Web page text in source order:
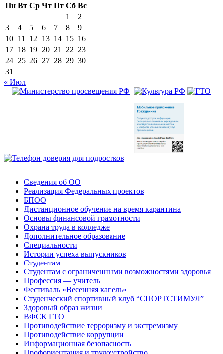
Пн Вт Ср Чт Пт Сб Вс
1
2
3
4 5 6 7 8
9
10 11 12 13 14 15 16
17 18 19 20 21 22 23
24 25 26 27 28 29 30
31
« Июл
Сведения об ОО
Реализация Федеральных проектов
БПОО
Дистанционное обучение на время карантина
Основы финансовой грамотности
Охрана труда в колледже
Дополнительное образование
Специальности
Истории успеха выпускников
Студентам
Студентам с ограниченными возможностями здоровья
Профессия — учитель
Фестиваль «Весенняя капель»
Студенческий спортивный клуб “СПОРТСТИМУЛ”
Здоровый образ жизни
ВФСК ГТО
Противодействие терроризму и экстремизму
Противодействие коррупции
Информационная безопасность
Профориентация и трудоустройство